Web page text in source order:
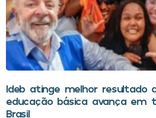
Ideb atinge melhor resultado
educação básica avança em
Brasil